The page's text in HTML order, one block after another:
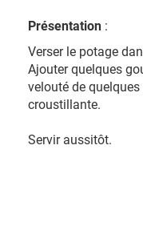
Présentation :
Verser le potage
Ajouter quelques
velouté de
croustillante.
Servir aussitôt.